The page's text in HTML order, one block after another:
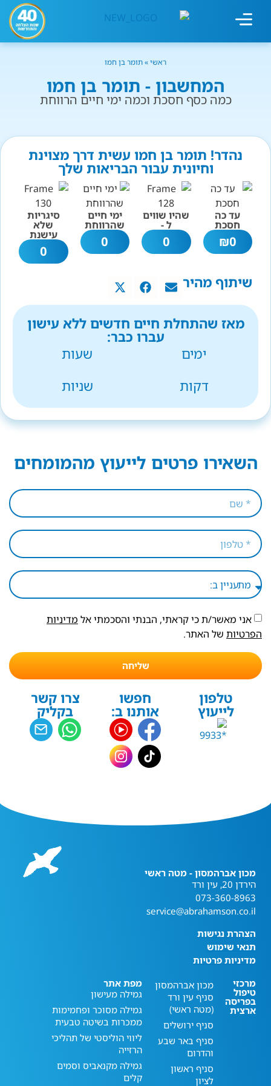
ראשי»תומר בן חמו
המחשבון - תומר בן חמו
כמה כסף חסכת וכמה ימי חיים הרווחת
נהדר! תומר בן חמו עשית דרך מצוינת
וחיונית עבור הבריאות שלך
עד כה
חסכת
0
₪
שהיו שווים
ל -
0
ימי חיים
שהרווחת
0
סיגריות
שלא
עישנת
0
שיתוף מהיר
מאז שהתחלת חיים חדשים ללא עישון
עברו כבר:
ימים
שעות
דקות
שניות
השאירו פרטים לייעוץ מהמומחים
אני מאשר/ת כי קראתי, הבנתי והסכמתי אל מדיניות
הפרטיות של האתר.
שליחה
טלפון
לייעוץ
חפשו
אותנו ב:
צרו קשר
בקליק
מכון אברהמסון - מטה ראשי
הירדן 20, עין ורד
073-360-8963
service@abrahamson.co.il
הצהרת נגישות
תנאי שימוש
מדיניות פרטיות
מרכזי
טיפול
בפריסה
ארצית
מכון אברהמסון
סניף עין ורד
(מטה ראשי)
סניף ירושלים
סניף באר שבע
והדרום
סניף ראשון
לציון
מפת אתר
גמילה מעישון
גמילה מסוכר ופחמימות
ממכרות בשיטה טבעית
ליווי הוליסטי של תהליכי
הרזייה
גמילה מקנאביס וסמים
קלים